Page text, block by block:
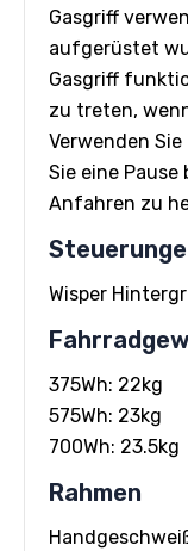
Gasgriff
aufgerüstet
Gasgriff
zu treten,
Verwenden
Sie eine
Anfahren zu
Wisper
375Wh: 22kg
575Wh: 23kg
700Wh: 23.5kg
Rahmen